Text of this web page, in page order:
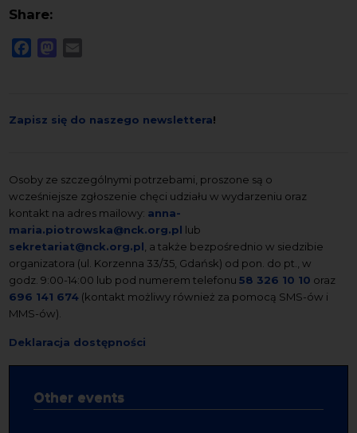
Share:
FacebookMastodon
Zapisz się do naszego newslettera!
Osoby ze szczególnymi potrzebami, proszone są o
wcześniejsze zgłoszenie chęci udziału w wydarzeniu oraz
kontakt na adres mailowy: anna-
maria.piotrowska@nck.org.pl lub
sekretariat@nck.org.pl , a także bezpośrednio w siedzibie
organizatora (ul. Korzenna 33/35, Gdańsk) od pon. do pt., w
godz. 9:00-14:00 lub pod numerem telefonu58 326 10 10 oraz
696 141 674 (kontakt możliwy również za pomocą SMS-ów i
MMS-ów).
Deklaracja dostępności
Other events